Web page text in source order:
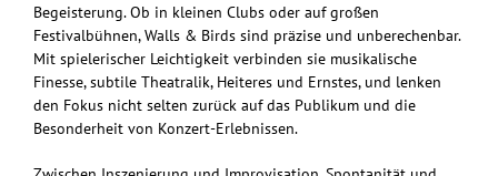
Begeisterung. Ob in kleinen Clubs oder auf großen
Festivalbühnen, Walls & Birds sind präzise und unberechenbar.
Mit spielerischer Leichtigkeit verbinden sie musikalische
Finesse, subtile Theatralik, Heiteres und Ernstes, und lenken
den Fokus nicht selten zurück auf das Publikum und die
Besonderheit von Konzert-Erlebnissen.